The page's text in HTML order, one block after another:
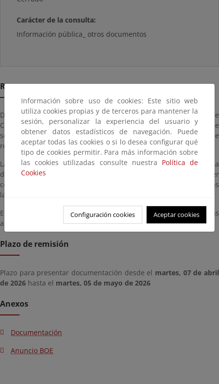
Carácter de la consulta:
Información pública_ otros documentos
Resumen
De conformidad con el artículo 152.8 del Reglamento General de
Costas, aprobado por Real Decreto 876/2014, de 10 de octubre, se
somete a información pública la solicitud de autorización de
referencia, formulada por plazo de cuatro años.
La solicitud estará a disposición de cualquier persona interesada
durante un plazo de veinte (20) días hábiles y podrá ser
consultada en las oficinas de esta Demarcación de Costas en días
laborables en horario de 9 a 14 horas, así como en esta página.
En el plazo indicado, los interesados podrán presentar las
alegaciones que estimen oportunas.
Plazo de remisión
Plazo para presentar documentación desde el martes, 07 de abril
de 2026 hasta el martes, 05 de mayo de 2026
Anexos
Documentación
Anuncio BOE
Información sobre uso de cookies: Este sitio web
utiliza cookies propias y de terceros para mantener la
sesión, personalizar la experiencia del usuario y
obtener datos estadísticos de navegación. Puede
aceptar todas las cookies o si lo desea configurar qué
tipo de cookies permitir. Para más información sobre
las cookies utilizadas consulte nuestra Política de
Cookies
Configuración cookies Aceptar cookies